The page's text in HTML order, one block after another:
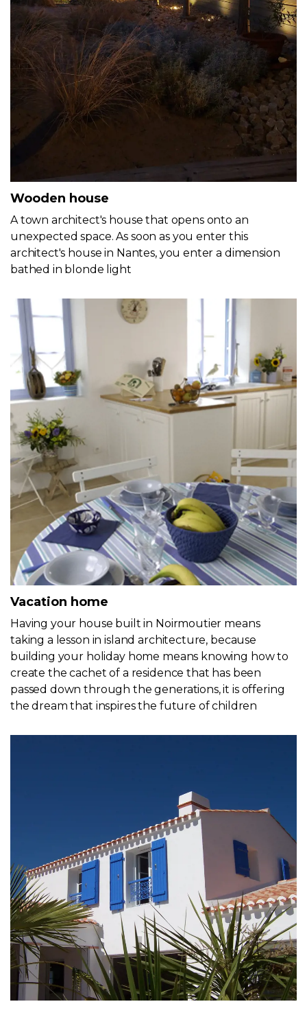
Wooden house
A town architect's house that opens onto an
unexpected space. As soon as you enter this
architect's house in Nantes, you enter a dimension
bathed in blonde light
Vacation home
Having your house built in Noirmoutier means
taking a lesson in island architecture, because
building your holiday home means knowing how to
create the cachet of a residence that has been
passed down through the generations, it is offering
the dream that inspires the future of children